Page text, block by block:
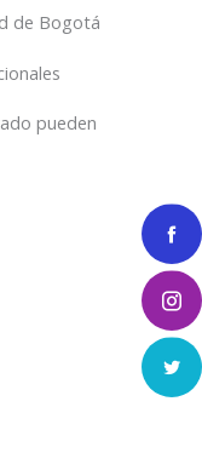
de Bogotá
pueden